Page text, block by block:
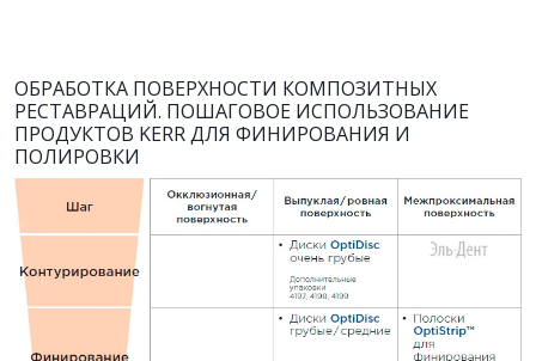
ОБРАБОТКА ПОВЕРХНОСТИ КОМПОЗИТНЫХ
РЕСТАВРАЦИЙ. ПОШАГОВОЕ ИСПОЛЬЗОВАНИЕ
ПРОДУКТОВ KERR ДЛЯ ФИНИРОВАНИЯ И
ПОЛИРОВКИ